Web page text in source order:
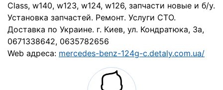
Class, w140, w123, w124, w126, запчасти новые и б/у.
Установка запчастей. Ремонт. Услуги СТО.
Доставка по Украине. г. Киев, ул. Кондратюка, 3а,
0671338642, 0635782656
Web адреса: mercedes-benz-124g-c.detaly.com.ua/